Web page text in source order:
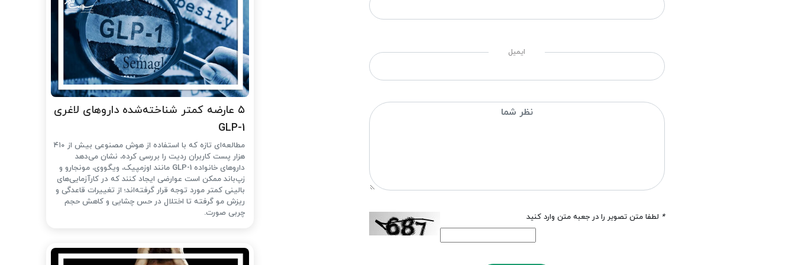
ایمیل
* لطفا متن تصویر را در جعبه متن وارد کنید
۵ عارضه کمتر شناخته‌شده داروهای لاغری
GLP-1
مطالعه‌ای تازه که با استفاده از هوش مصنوعی بیش از ۴۱۰
هزار پست کاربران ردیت را بررسی کرده، نشان می‌دهد
داروهای خانواده GLP-1 مانند اوزمپیک، ویگووی، مونجارو و
زپ‌باند ممکن است عوارضی ایجاد کنند که در کارآزمایی‌های
بالینی کمتر مورد توجه قرار گرفته‌اند؛ از تغییرات قاعدگی و
ریزش مو گرفته تا اختلال در حس چشایی و کاهش حجم
چربی صورت.